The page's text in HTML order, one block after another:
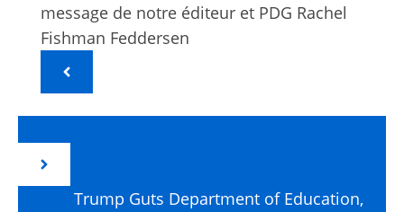
message de notre éditeur et PDG Rachel
Fishman Feddersen
Trump Guts Department of Education,